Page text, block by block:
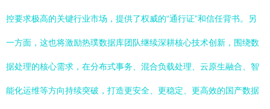
控要求极高的关键行业市场，提供了权威的“通行证”和信任背书。另
一方面，这也将激励热璞数据库团队继续深耕核心技术创新，围绕数
据处理的核心需求，在分布式事务、混合负载处理、云原生融合、智
能化运维等方向持续突破，打造更安全、更稳定、更高效的国产数据